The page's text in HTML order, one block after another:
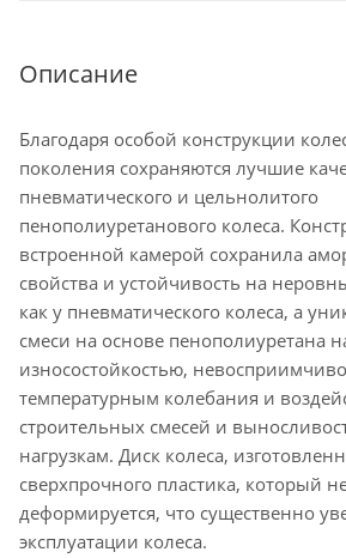
Описание
Благодаря особой конструкции
поколения сохраняются лучшие
пневматического и цельнолитого
пенополиуретанового колеса.
встроенной камерой сохранила
свойства и устойчивость на
как у пневматического колеса, а
смеси на основе пенополиуретана
износостойкостью,
температурным колебания и
строительных смесей и
нагрузкам. Диск колеса,
сверхпрочного пластика, который
деформируется, что существенно
эксплуатации колеса.